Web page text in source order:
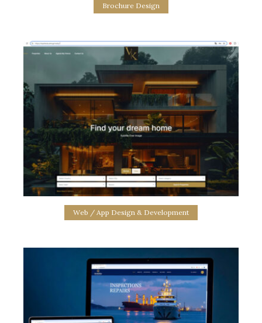
Sarenco Product Brochure Design
product brochure design & creative layout
Brochure Design
MyChoice Realty Website Design
web site design
Web / App Design & Development